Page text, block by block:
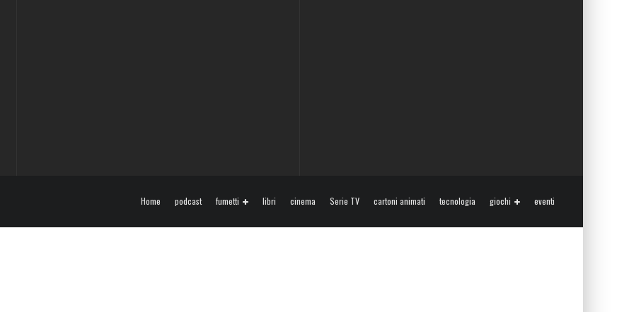
Home podcast fumetti libri cinema Serie TV cartoni animati tecnologia giochi eventi